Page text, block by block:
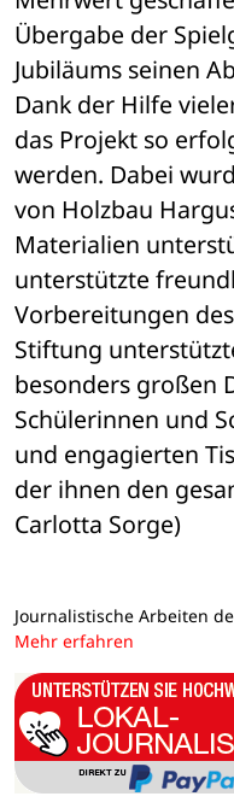
Übergabe der
Jubiläums seinen
Dank der Hilfe
das Projekt so
werden. Dabei
von Holzbau
Materialien
unterstützte
Vorbereitungen
Stiftung
besonders großen
Schülerinnen und
und engagierten
der ihnen den
Carlotta Sorge)
Journalistische Arbeiten
Mehr erfahren